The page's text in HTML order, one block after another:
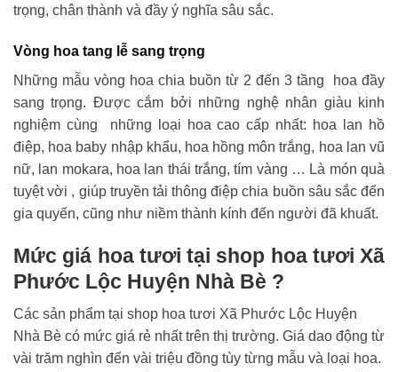
trọng, chân thành và đầy ý nghĩa sâu sắc.
Vòng hoa tang lễ sang trọng
Những mẫu vòng hoa chia buồn từ 2 đến 3 tầng hoa đầy
sang trọng. Được cắm bởi những nghệ nhân giàu kinh
nghiệm cùng những loại hoa cao cấp nhất: hoa lan hồ
điệp, hoa baby nhập khẩu, hoa hồng môn trắng, hoa lan vũ
nữ, lan mokara, hoa lan thái trắng, tím vàng … Là món quà
tuyệt vời , giúp truyền tải thông điệp chia buồn sâu sắc đến
gia quyến, cũng như niềm thành kính đến người đã khuất.
Mức giá hoa tươi tại shop hoa tươi Xã
Phước Lộc Huyện Nhà Bè ?
Các sản phẩm tại shop hoa tươi Xã Phước Lộc Huyện
Nhà Bè có mức giá rẻ nhất trên thị trường. Giá dao động từ
vài trăm nghìn đến vài triệu đồng tùy từng mẫu và loại hoa.